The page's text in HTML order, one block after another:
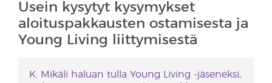
Usein kysytyt kysymykset
aloituspakkausten ostamisesta ja
Young Living liittymisestä
K: Mikäli haluan tulla Young Living -jäseneksi,